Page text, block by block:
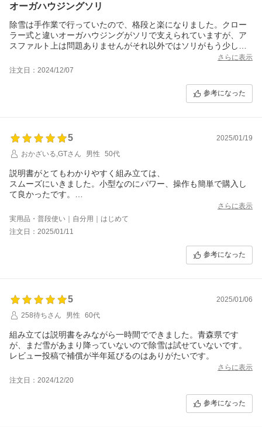
オーガハウジングソリ
除雪は手作業で行っていたので、格段と楽になりました。クロー
ラー式と違いオーガハウジングがソリで支えられていますが、ア
スファルト上は問題ありませんがそれ以外ではソリがもう少し大
さらに表示
注文日：2024/12/07
参考になった
5
2025/01/19
おかざいる,GTさん
男性 50代
説明書がとてもわかりやすく組み立ては、
スムーズにいきました。小型なのにパワー、操作も簡単で購入し
て良かったです。
良いと思います！
さらに表示
実用品・普段使い｜自分用｜はじめて
注文日：2025/01/11
参考になった
5
2025/01/06
258待ちさん
男性 60代
組み立ては説明書をみながら一時間でできました。青森県です
が、まだ雪があまり降っていないので除雪は試せていないです。
レビュー投稿で補償が半年延びるのはありがたいです。
さらに表示
注文日：2024/12/20
参考になった